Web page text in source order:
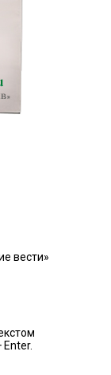
вести»